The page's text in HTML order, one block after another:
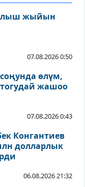
жыйын
07.08.2026 0:50
өлүм,
жашоо
07.08.2026 0:43
Конгантиев
долларлык
06.08.2026 21:32